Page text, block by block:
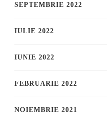
SEPTEMBRIE 2022
IULIE 2022
IUNIE 2022
FEBRUARIE 2022
NOIEMBRIE 2021